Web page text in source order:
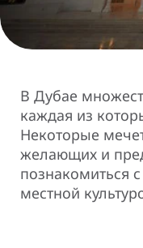
В Дубае
каждая из
Некоторые
желающих и
познакомиться
местной